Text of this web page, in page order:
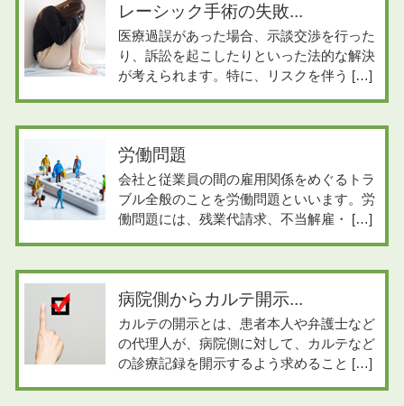
レーシック手術の失敗...
医療過誤があった場合、示談交渉を行った
り、訴訟を起こしたりといった法的な解決
が考えられます。特に、リスクを伴う […]
労働問題
会社と従業員の間の雇用関係をめぐるトラ
ブル全般のことを労働問題といいます。労
働問題には、残業代請求、不当解雇・ […]
病院側からカルテ開示...
カルテの開示とは、患者本人や弁護士など
の代理人が、病院側に対して、カルテなど
の診療記録を開示するよう求めること […]